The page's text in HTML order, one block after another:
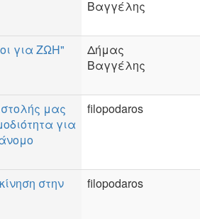
Βαγγέλης
για ΖΩΗ"
Δήμας
Βαγγέλης
μας
για
filopodaros
στην
filopodaros